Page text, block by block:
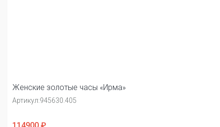
Женские золотые часы «Ирма»
Артикул:945630.405